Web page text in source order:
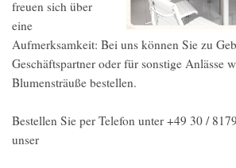
freuen sich über
eine
Aufmerksamkeit: Bei uns können Sie zu
Geschäftspartner oder für sonstige Anlässe
Blumensträuße bestellen.
Bestellen Sie per Telefon unter +49 30 /
unser